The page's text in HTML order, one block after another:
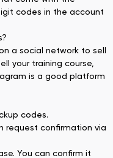
codes in the account
a social network to sell
your training course,
is a good platform
codes.
request confirmation via
You can confirm it